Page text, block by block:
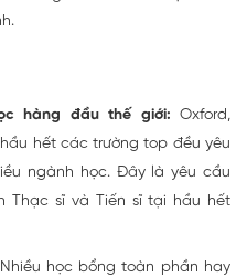
hàng đầu thế giới: Oxford,
hết các trường top đều yêu
ngành học. Đây là yêu cầu
Thạc sĩ và Tiến sĩ tại hầu hết
Nhiều học bổng toàn phần hay